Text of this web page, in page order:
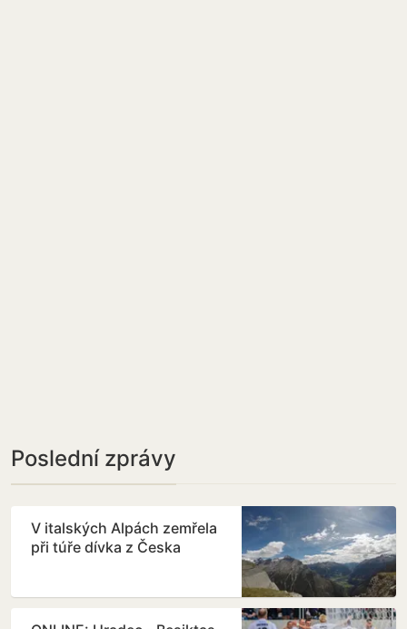
Poslední zprávy
V italských Alpách zemřela
při túře dívka z Česka